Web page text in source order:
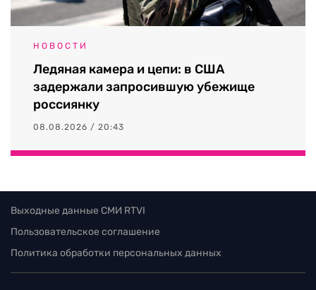
НОВОСТИ
Ледяная камера и цепи: в США
задержали запросившую убежище
россиянку
08.08.2026 / 20:43
Выходные данные СМИ RTVI
Пользовательское соглашение
Политика обработки персональных данных